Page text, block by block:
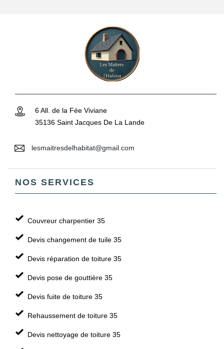
6 All. de la Fée Viviane
35136 Saint Jacques De La Lande
lesmaitresdelhabitat@gmail.com
NOS SERVICES
Couvreur charpentier 35
Devis changement de tuile 35
Devis réparation de toiture 35
Devis pose de gouttière 35
Devis fuite de toiture 35
Rehaussement de toiture 35
Devis nettoyage de toiture 35